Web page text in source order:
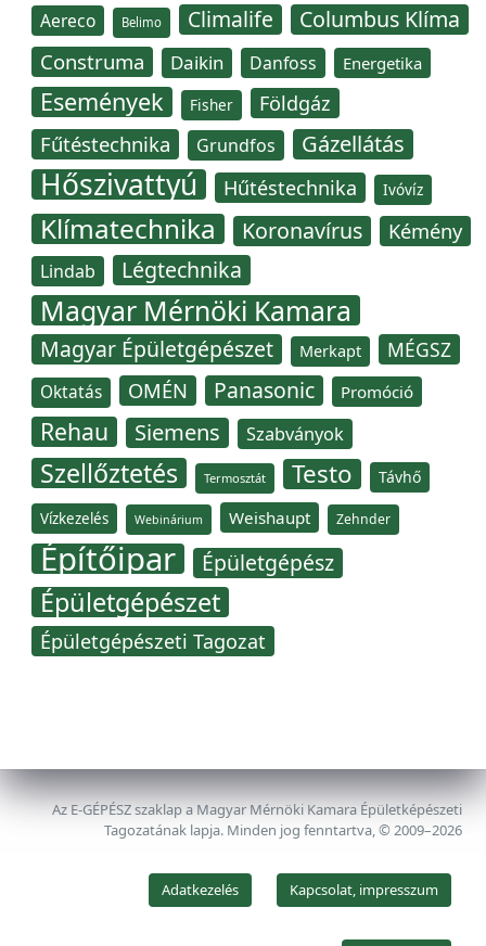
Aereco Belimo Climalife Columbus Klíma
Construma Daikin Danfoss Energetika
Események Fisher Földgáz
Fűtéstechnika Grundfos Gázellátás
Hőszivattyú Hűtéstechnika Ivóvíz
Klímatechnika Koronavírus Kémény
Lindab Légtechnika
Magyar Mérnöki Kamara
Magyar Épületgépészet Merkapt MÉGSZ
Oktatás OMÉN Panasonic Promóció
Rehau Siemens Szabványok
Szellőztetés Termosztát Testo Távhő
Vízkezelés Webinárium Weishaupt Zehnder
Építőipar Épületgépész
Épületgépészet
Épületgépészeti Tagozat
Az E-GÉPÉSZ szaklap a Magyar Mérnöki Kamara Épületképészeti
Tagozatának lapja. Minden jog fenntartva, © 2009–2026
Adatkezelés Kapcsolat, impresszum